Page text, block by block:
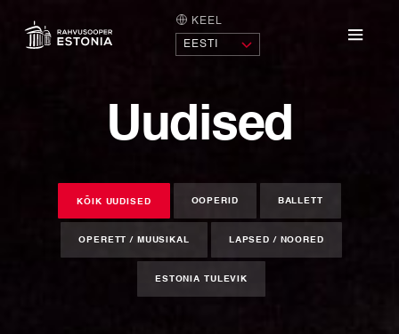
AVALEHT KEEL
Uudised
KÕIK UUDISED OOPERID BALLETT
OPERETT / MUUSIKAL LAPSED / NOORED
ESTONIA TULEVIK